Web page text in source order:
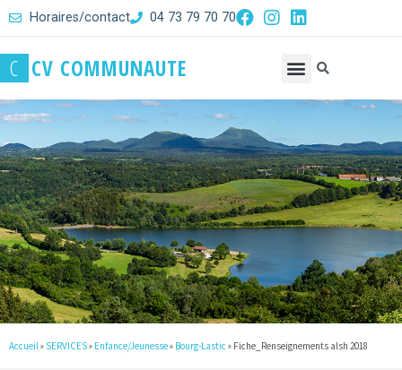
Horaires/contact 04 73 79 70 70
C CV COMMUNAUTE
Accueil » SERVICES» Enfance/Jeunesse» Bourg-Lastic » Fiche_Renseignements alsh 2018